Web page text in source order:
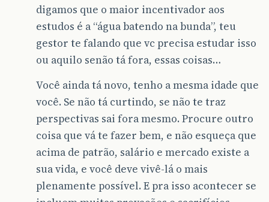
digamos que o maior incentivador aos
estudos é a “água batendo na bunda”, teu
gestor te falando que vc precisa estudar isso
ou aquilo senão tá fora, essas coisas…
Você ainda tá novo, tenho a mesma idade que
você. Se não tá curtindo, se não te traz
perspectivas sai fora mesmo. Procure outro
coisa que vá te fazer bem, e não esqueça que
acima de patrão, salário e mercado existe a
sua vida, e você deve vivê-lá o mais
plenamente possível. E pra isso acontecer se